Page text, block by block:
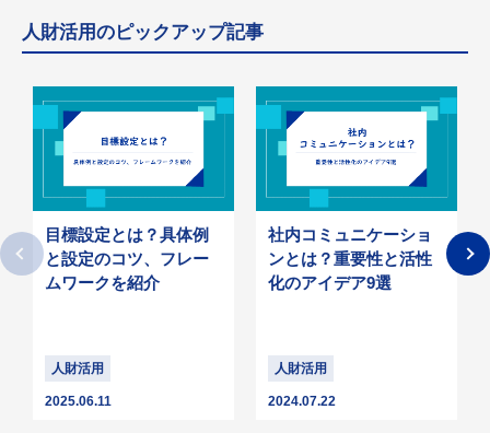
人財活用のピックアップ記事
目標設定とは？具体例
と設定のコツ、フレー
ムワークを紹介
人財活用
2025.06.11
社内コミュニケーショ
ンとは？重要性と活性
化のアイデア9選
人財活用
2024.07.22